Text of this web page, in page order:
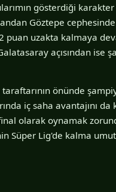
gösterdiği
Göztepe
puan uzakta kalmaya
açısından ise
önünde
iç saha avantajını
olarak oynamak
Lig'de kalma